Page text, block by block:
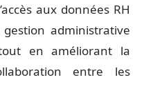
aux données RH
administrative
en améliorant la
entre les